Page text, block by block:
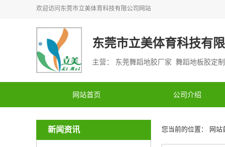
欢迎访问 东莞市立美体育科技有限公司 网站
东莞市立美体育科技有
主营： 东莞舞蹈地胶厂家 舞蹈地板胶定
网站首页 公司介绍
新闻资讯 您当前的位置： 网站